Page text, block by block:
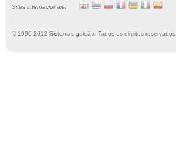
Sites internacionais:
© 1996-2012 Sistemas galeão. Todos os direitos reservados.